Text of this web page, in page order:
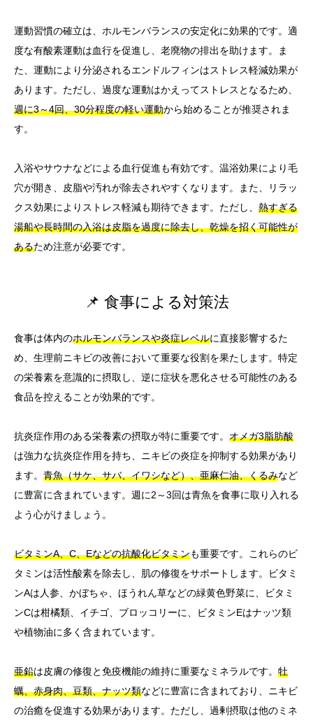
運動習慣の確立は、ホルモンバランスの安定化に効果的です。適
度な有酸素運動は血行を促進し、老廃物の排出を助けます。ま
た、運動により分泌されるエンドルフィンはストレス軽減効果が
あります。ただし、過度な運動はかえってストレスとなるため、
週に3～4回、30分程度の軽い運動から始めることが推奨されま
す。
入浴やサウナなどによる血行促進も有効です。温浴効果により毛
穴が開き、皮脂や汚れが除去されやすくなります。また、リラッ
クス効果によりストレス軽減も期待できます。ただし、 熱すぎる
湯船や長時間の入浴は皮脂を過度に除去し、乾燥を招く可能性が
あるため注意が必要です。
📌 食事による対策法
食事は体内のホルモンバランスや炎症レベルに直接影響するた
め、生理前ニキビの改善において重要な役割を果たします。特定
の栄養素を意識的に摂取し、逆に症状を悪化させる可能性のある
食品を控えることが効果的です。
抗炎症作用のある栄養素の摂取が特に重要です。 オメガ3脂肪酸
は強力な抗炎症作用を持ち、ニキビの炎症を抑制する効果があり
ます。 青魚（サケ、サバ、イワシなど）、亜麻仁油、くるみなど
に豊富に含まれています。週に2～3回は青魚を食事に取り入れる
よう心がけましょう。
ビタミンA、C、Eなどの抗酸化ビタミンも重要です。これらのビ
タミンは活性酸素を除去し、肌の修復をサポートします。ビタミ
ンAは人参、かぼちゃ、ほうれん草などの緑黄色野菜に、ビタミ
ンCは柑橘類、イチゴ、ブロッコリーに、ビタミンEはナッツ類
や植物油に多く含まれています。
亜鉛は皮膚の修復と免疫機能の維持に重要なミネラルです。 牡
蠣、赤身肉、豆類、ナッツ類などに豊富に含まれており、ニキビ
の治癒を促進する効果があります。ただし、過剰摂取は他のミネ